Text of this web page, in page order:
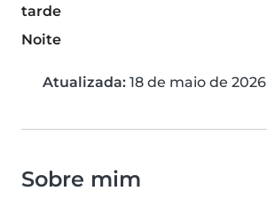
tarde
Noite
Atualizada: 18 de maio de 2026
Sobre mim